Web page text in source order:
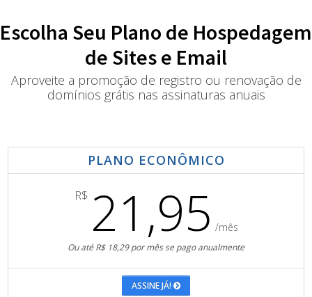
Escolha Seu Plano de Hospedagem
de Sites e Email
Aproveite a promoção de registro ou renovação de
domínios grátis nas assinaturas anuais
PLANO ECONÔMICO
R$ 21,95 /mês
Ou até R$ 18,29 por mês se pago anualmente
ASSINE JÁ!